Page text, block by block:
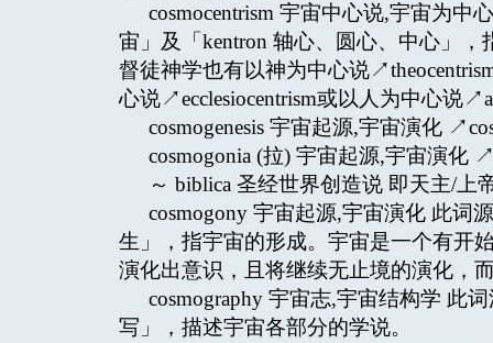
cosmocentrism 宇宙中心说,宇宙为中
宙」及「kentron 轴心、圆心、中心」
督徒神学也有以神为中心说
心说↗ecclesiocentrism或以人为中心说
cosmogenesis 宇宙起源,宇宙演化
cosmogonia (拉) 宇宙起源,宇宙演化
～ biblica 圣经世界创造说 即天主/上
cosmogony 宇宙起源,宇宙演化 此词
生」，指宇宙的形成。宇宙是一个有开
演化出意识，且将继续无止境的演化，
cosmography 宇宙志,宇宙结构学 此
写」，描述宇宙各部分的学说。